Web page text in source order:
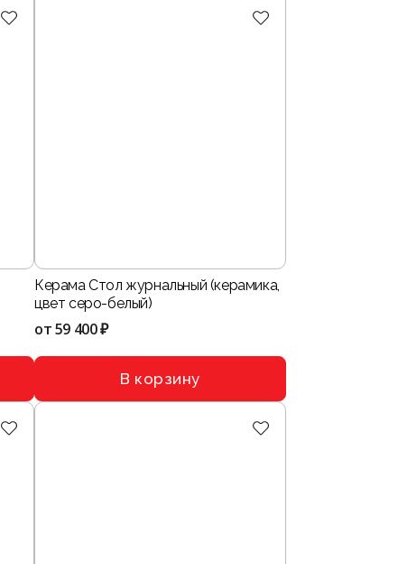
Керама Стол журнальный (керамика,
цвет серо-белый)
от59 400 ₽
В корзину